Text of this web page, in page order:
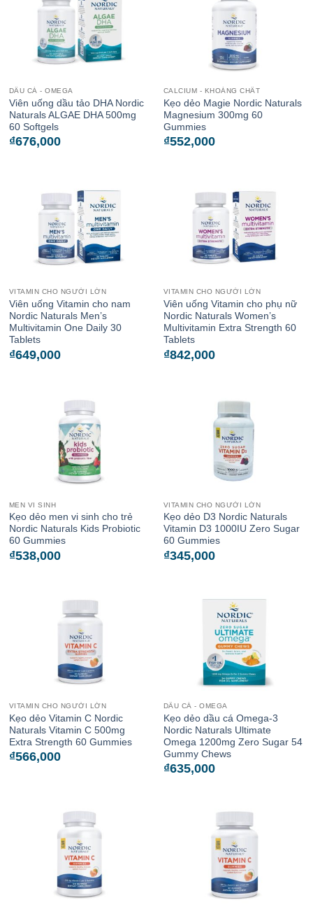
DẦU CÁ - OMEGA
Viên uống dầu tảo DHA Nordic
Naturals ALGAE DHA 500mg
60 Softgels
₫676,000
CALCIUM - KHOÁNG CHẤT
Kẹo dẻo Magie Nordic Naturals
Magnesium 300mg 60
Gummies
₫552,000
VITAMIN CHO NGƯỜI LỚN
Viên uống Vitamin cho nam
Nordic Naturals Men’s
Multivitamin One Daily 30
Tablets
₫649,000
VITAMIN CHO NGƯỜI LỚN
Viên uống Vitamin cho phụ nữ
Nordic Naturals Women’s
Multivitamin Extra Strength 60
Tablets
₫842,000
MEN VI SINH
Kẹo dẻo men vi sinh cho trẻ
Nordic Naturals Kids Probiotic
60 Gummies
₫538,000
VITAMIN CHO NGƯỜI LỚN
Kẹo dẻo D3 Nordic Naturals
Vitamin D3 1000IU Zero Sugar
60 Gummies
₫345,000
VITAMIN CHO NGƯỜI LỚN
Kẹo dẻo Vitamin C Nordic
Naturals Vitamin C 500mg
Extra Strength 60 Gummies
₫566,000
DẦU CÁ - OMEGA
Kẹo dẻo dầu cá Omega-3
Nordic Naturals Ultimate
Omega 1200mg Zero Sugar 54
Gummy Chews
₫635,000